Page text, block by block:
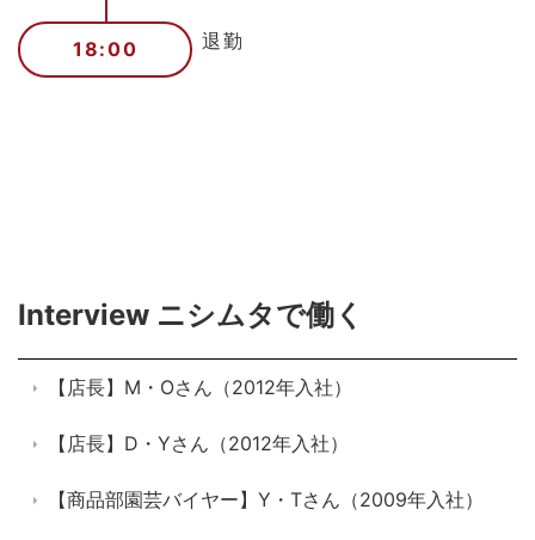
18:00 退勤
Interview ニシムタで働く
【店長】M・Oさん（2012年入社）
【店長】D・Yさん（2012年入社）
【商品部園芸バイヤー】Y・Tさん（2009年入社）